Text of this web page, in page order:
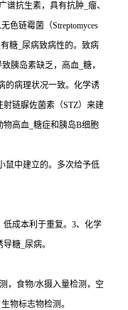
谱抗生素，具有抗肿_瘤、
色链霉菌（Streptomyces
糖_尿病致病性的。致病
胰岛素缺乏，高血_糖，
的病理状况一致。化学诱
链脲佐菌素（STZ）来建
高血_糖症和胰岛B细胞
鼠中建立的。多次给予低
低成本利于重复。3、化学
糖_尿病。
，食物/水摄入量检测，空
物标志物检测。